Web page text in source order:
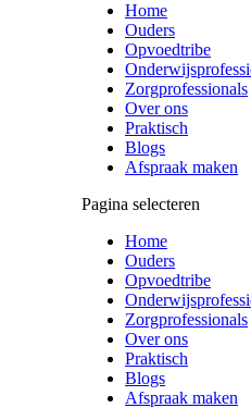
Home
Ouders
Opvoedtribe
Zorgprofessionals
Over ons
Praktisch
Blogs
Afspraak maken
Pagina selecteren
Home
Ouders
Opvoedtribe
Zorgprofessionals
Over ons
Praktisch
Blogs
Afspraak maken